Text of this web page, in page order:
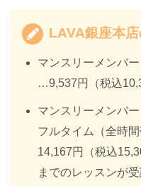
LAVA銀座本
マンスリーメンバ
…9,537円（税込
マンスリーメンバ
フルタイム（全時
14,167円（税込
までのレッスンが